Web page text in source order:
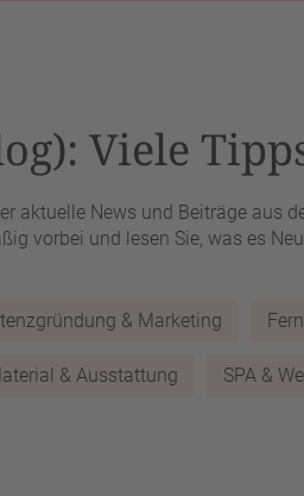
Viele
aktuelle News und Beiträge aus
vorbei und lesen Sie, was es
& Marketing
& Ausstattung SPA &